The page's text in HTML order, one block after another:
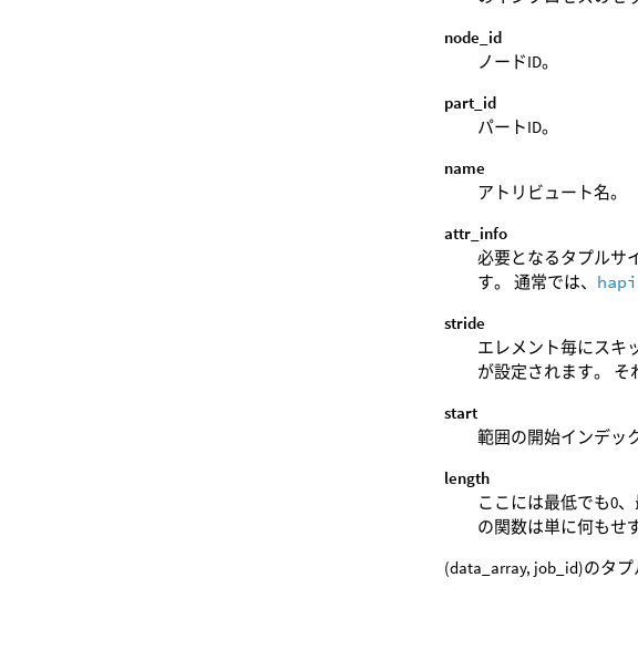
node_id
ノードID。
part_id
パートID。
name
アトリビュート名。
attr_info
必要となるタプルサ
す。 通常では、
stride
エレメント毎にスキ
が設定されます。 そ
start
範囲の開始インデッ
length
ここには最低でも0
の関数は単に何もせ
(data_array, job_id)のタプ